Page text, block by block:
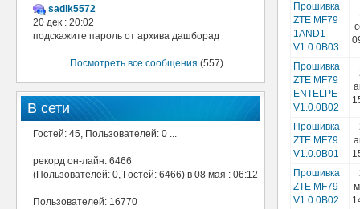
sadik5572
20 дек : 20:02
подскажите пароль от архива дашборад
Посмотреть все сообщения (557)
В сети
Гостей: 45, Пользователей: 0 ...
рекорд он-лайн: 6466
(Пользователей: 0, Гостей: 6466) в 08 мая : 06:12
Пользователей: 16770
Прошивка
ZTE MF79
1AND1
V1.0.0B03
Прошивка
ZTE MF79
ENTELPE
V1.0.0B02
Прошивка
ZTE MF79
V1.0.0B01
Прошивка
ZTE MF79
V1.0.0B02